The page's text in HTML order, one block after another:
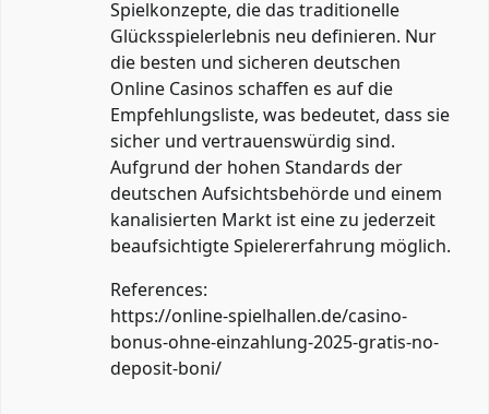
Spielkonzepte, die das traditionelle
Glücksspielerlebnis neu definieren. Nur
die besten und sicheren deutschen
Online Casinos schaffen es auf die
Empfehlungsliste, was bedeutet, dass sie
sicher und vertrauenswürdig sind.
Aufgrund der hohen Standards der
deutschen Aufsichtsbehörde und einem
kanalisierten Markt ist eine zu jederzeit
beaufsichtigte Spielererfahrung möglich.
References:
https://online-spielhallen.de/casino-
bonus-ohne-einzahlung-2025-gratis-no-
deposit-boni/